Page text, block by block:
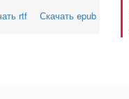
rtf Скачать epub